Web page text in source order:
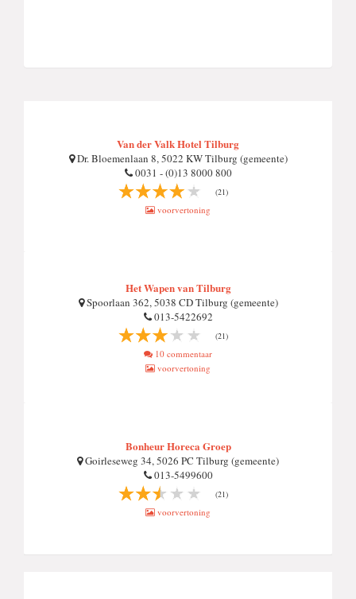
Van der Valk Hotel Tilburg
Dr. Bloemenlaan 8, 5022 KW Tilburg (gemeente)
0031 - (0)13 8000 800
(21)
voorvertoning
Het Wapen van Tilburg
Spoorlaan 362, 5038 CD Tilburg (gemeente)
013-5422692
(21)
10 commentaar
voorvertoning
Bonheur Horeca Groep
Goirleseweg 34, 5026 PC Tilburg (gemeente)
013-5499600
(21)
voorvertoning